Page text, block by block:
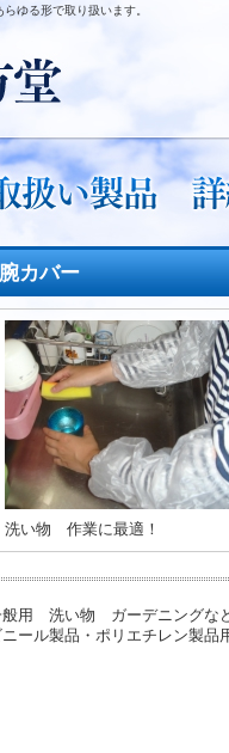
ゆる形で取り扱います。
腕カバー
洗い物 作業に最適！
般用 洗い物 ガーデニングな
ニール製品・ポリエチレン製品